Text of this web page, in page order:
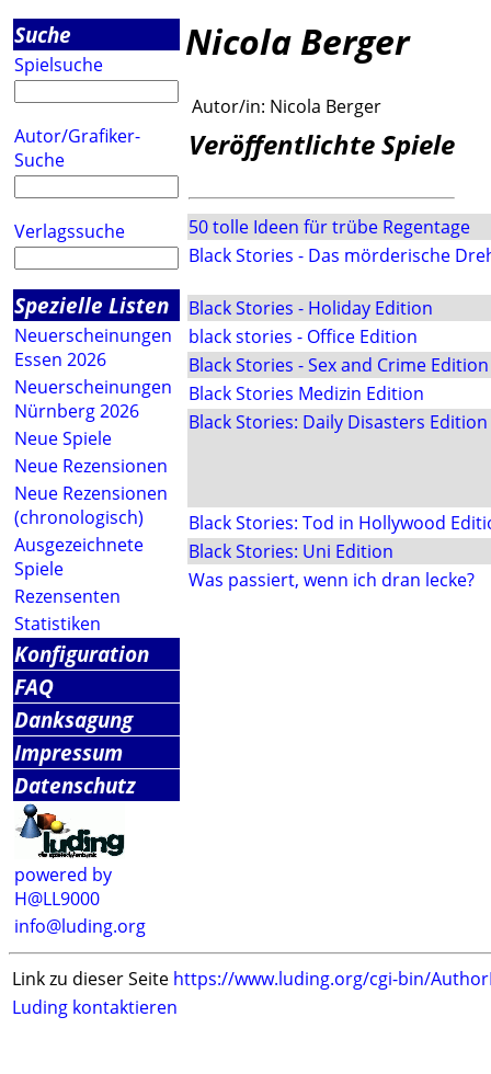
Suche
Spielsuche
Autor/Grafiker-
Suche
Verlagssuche
Spezielle Listen
Neuerscheinungen
Essen 2026
Neuerscheinungen
Nürnberg 2026
Neue Spiele
Neue Rezensionen
Neue Rezensionen
(chronologisch)
Ausgezeichnete
Spiele
Rezensenten
Statistiken
Konfiguration
FAQ
Danksagung
Impressum
Datenschutz
powered by
H@LL9000
info@luding.org
Nicola Berger
Autor/in: Nicola Berger
Veröffentlichte Spiele
50 tolle Ideen für trübe Regentage
Black Stories - Das mörderische
Black Stories - Holiday Edition
black stories - Office Edition
Black Stories - Sex and Crime Edition
Black Stories Medizin Edition
Black Stories: Daily Disasters Edition
Black Stories: Tod in Hollywood
Black Stories: Uni Edition
Was passiert, wenn ich dran lecke?
Link zu dieser Seite https://www.luding.org/cgi-bin/
Luding kontaktieren